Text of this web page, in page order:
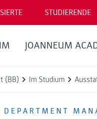
STUDIERENDE
JOANNEUM
(BB) Im Studium
DEPARTMENT